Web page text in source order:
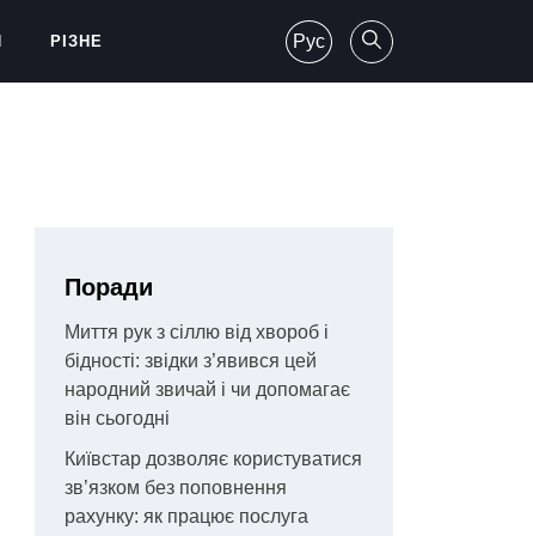
РІЗНЕ Рус
Поради
Миття рук з сіллю від хвороб і
бідності: звідки з’явився цей
народний звичай і чи допомагає
він сьогодні
Київстар дозволяє користуватися
зв’язком без поповнення
рахунку: як працює послуга